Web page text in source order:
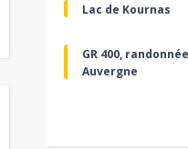
Lac de Kournas
GR 400,
Auvergne